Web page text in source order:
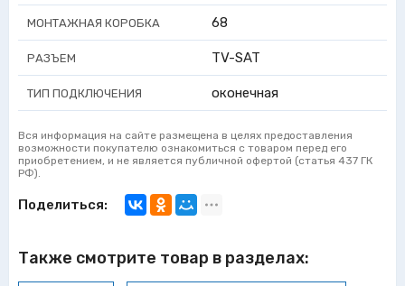
МОНТАЖНАЯ КОРОБКА 68
РАЗЪЕМ TV-SAT
ТИП ПОДКЛЮЧЕНИЯ оконечная
Вся информация на сайте размещена в целях предоставления
возможности покупателю ознакомиться с товаром перед его
приобретением, и не является публичной офертой (статья 437 ГК
РФ).
Поделиться:
Также смотрите товар в разделах: